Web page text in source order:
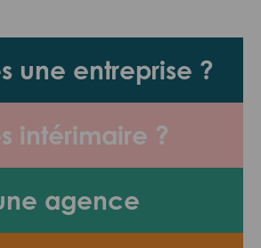
une entreprise ?
intérimaire ?
agence